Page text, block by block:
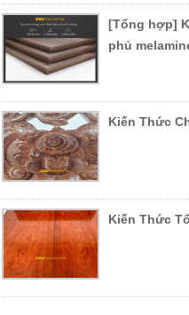
được trồng nhiều ở các vùng
Phú Yên, Lào, Campuchia…
[Tổng hợp]
phủ
Kiến Thức
Kiến Thức